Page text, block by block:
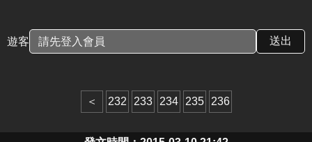
遊客
＜ 232 233 234 235 236